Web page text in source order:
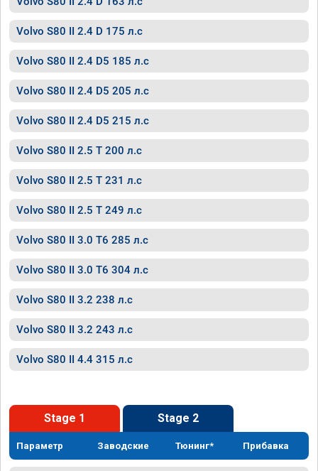
Volvo S80 II 2.4 D 175 л.с
Volvo S80 II 2.4 D5 185 л.с
Volvo S80 II 2.4 D5 205 л.с
Volvo S80 II 2.4 D5 215 л.с
Volvo S80 II 2.5 T 200 л.с
Volvo S80 II 2.5 T 231 л.с
Volvo S80 II 2.5 T 249 л.с
Volvo S80 II 3.0 T6 285 л.с
Volvo S80 II 3.0 T6 304 л.с
Volvo S80 II 3.2 238 л.с
Volvo S80 II 3.2 243 л.с
Volvo S80 II 4.4 315 л.с
Stage 1 Stage 2
Параметр Заводские Тюнинг* Прибавка